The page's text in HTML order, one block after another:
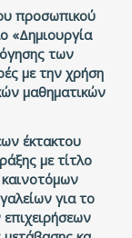
προσωπικού
«Δημιουργία
των
με την χρήση
μαθηματικών
έκτακτου
με τίτλο
για το